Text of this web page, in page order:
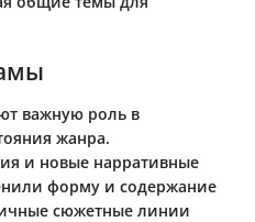
важную роль в
жанра.
и новые нарративные
форму и содержание
сюжетные линии